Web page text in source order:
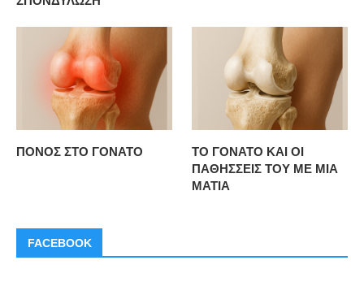
ΠΟΝΟΣ ΣΤΟ ΓΟΝΑΤΟ
ΤΟ ΓΟΝΑΤΟ ΚΑΙ ΟΙ
ΠΑΘΗΣΣΕΙΣ ΤΟΥ ΜΕ ΜΙΑ
ΜΑΤΙΑ
FACEBOOK